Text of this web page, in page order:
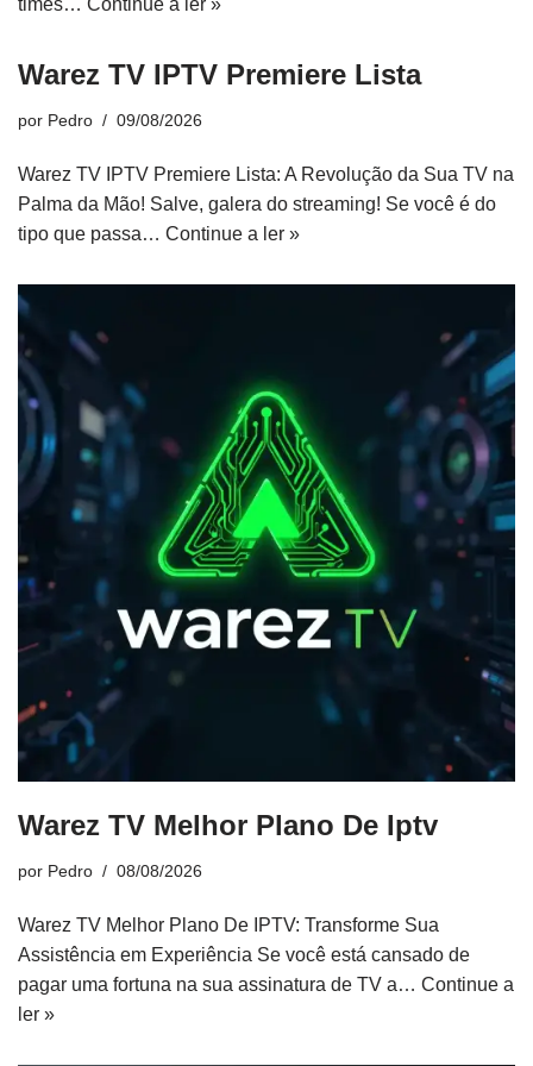
times… Continue a ler »
Warez TV IPTV Premiere Lista
por Pedro 09/08/2026
Warez TV IPTV Premiere Lista: A Revolução da Sua TV na
Palma da Mão! Salve, galera do streaming! Se você é do
tipo que passa… Continue a ler »
Warez TV Melhor Plano De Iptv
por Pedro 08/08/2026
Warez TV Melhor Plano De IPTV: Transforme Sua
Assistência em Experiência Se você está cansado de
pagar uma fortuna na sua assinatura de TV a… Continue a
ler »